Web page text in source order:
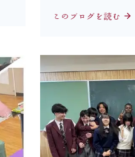
このブログを読む